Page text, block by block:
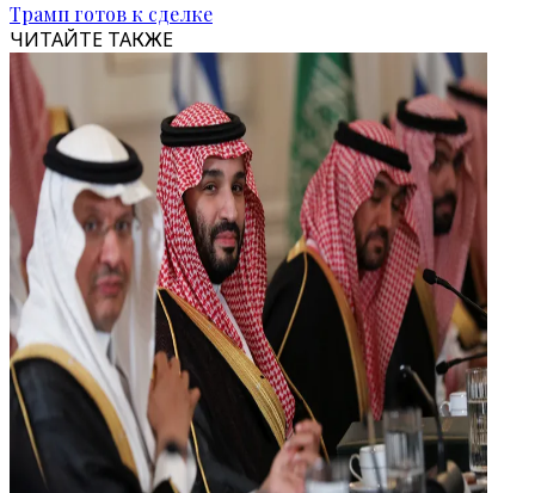
Трамп готов к сделке
ЧИТАЙТЕ ТАКЖЕ